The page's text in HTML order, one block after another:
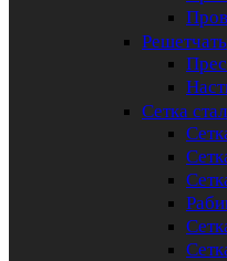
Сетка